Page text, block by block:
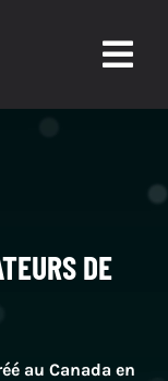
DE
au Canada en